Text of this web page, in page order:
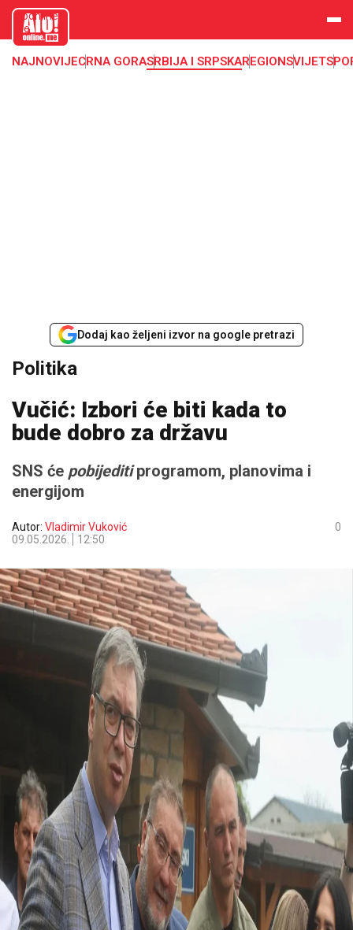
aloonline.
me
NAJNOVIJECRNA GORASRBIJA I SRPSKAREGIONSVIJET
Dodaj kao željeni izvor na google pretrazi
Politika
Vučić: Izbori će biti kada to
bude dobro za državu
SNS će pobijeditiprogramom, planovima i
energijom
Autor: Vladimir Vuković
09.05.2026.
12:50
0